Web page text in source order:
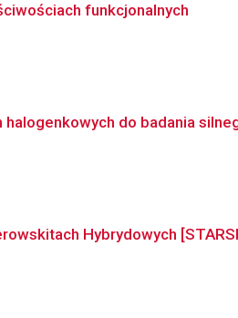
funkcjonalnych
do badania
Hybrydowych